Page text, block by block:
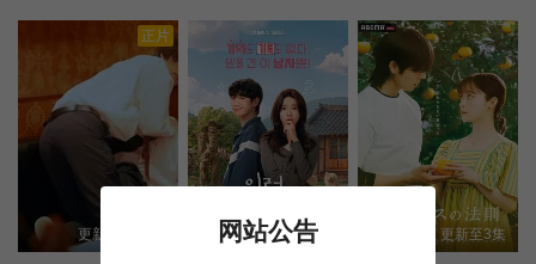
手，以单元剧形式呈现令人不寒而栗、难以入眠的奇妙恐怖体验。
正片
更新至第01集 已完结 更新至3集
网站公告